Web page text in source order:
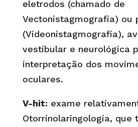
eletrodos (chamado de
Vectonistagmografia) ou
(Videonistagmografia),
vestibular e neurológica
interpretação dos
oculares.
V-hit: exame
Otorrinolaringologia, que